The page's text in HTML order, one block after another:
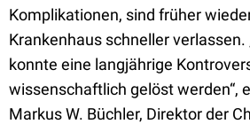
Komplikationen, sind früher
Krankenhaus schneller verlassen.
konnte eine langjährige
wissenschaftlich gelöst werden“,
Markus W. Büchler, Direktor der